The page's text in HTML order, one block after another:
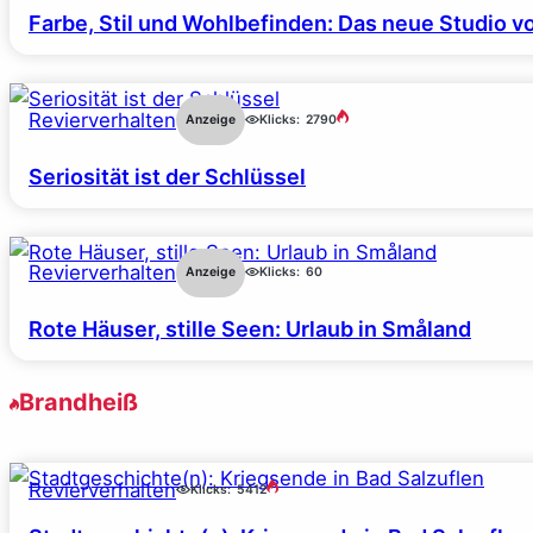
Farbe, Stil und Wohlbefinden: Das neue Studio
Revierverhalten Anzeige Klicks: 2790
Seriosität ist der Schlüssel
Revierverhalten Anzeige Klicks: 60
Rote Häuser, stille Seen: Urlaub in Småland
Brandheiß
Revierverhalten Klicks: 5412